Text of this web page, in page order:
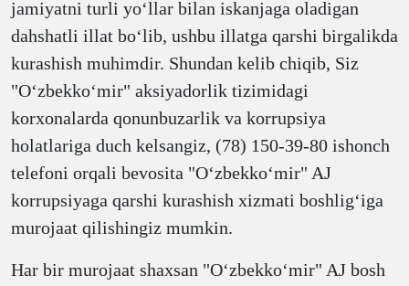
jamiyatni turli yoʻllar bilan iskanjaga oladigan
dahshatli illat boʻlib, ushbu illatga qarshi birgalikda
kurashish muhimdir. Shundan kelib chiqib, Siz
"Oʻzbekkoʻmir" aksiyadorlik tizimidagi
korxonalarda qonunbuzarlik va korrupsiya
holatlariga duch kelsangiz, (78) 150-39-80 ishonch
telefoni orqali bevosita "Oʻzbekkoʻmir" AJ
korrupsiyaga qarshi kurashish xizmati boshligʻiga
murojaat qilishingiz mumkin.
Har bir murojaat shaxsan "Oʻzbekkoʻmir" AJ bosh